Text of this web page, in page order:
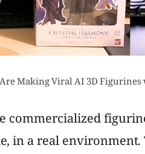
Making Viral AI 3D
commercialized
in a real